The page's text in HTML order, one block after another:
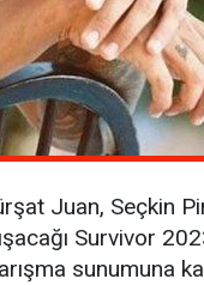
Juan, Seçkin
Survivor